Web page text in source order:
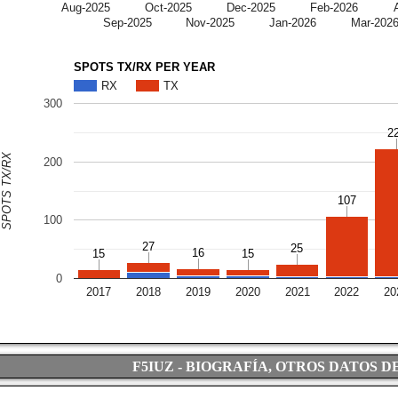
Aug-2025
Sep-2025
Oct-2025
Nov-2025
Dec-2025
Jan-2026
Feb-2026
Mar-2026
SPOTS TX/RX PER YEAR
RX
TX
2017 2018 2019 2020 2021 2022
0
100
200
300
15
15
27
27 16
16 15
15 25
25
107
107
SPOTS TX/RX
F5IUZ - BIOGRAFÍA, OTROS DATOS